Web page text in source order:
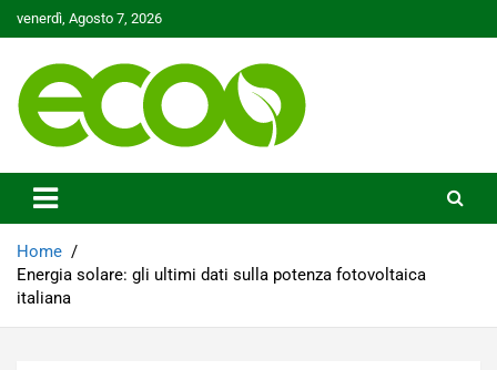
to
venerdì, Agosto 7, 2026
Ecoo.it
Home
Energia solare: gli ultimi dati sulla potenza fotovoltaica
italiana